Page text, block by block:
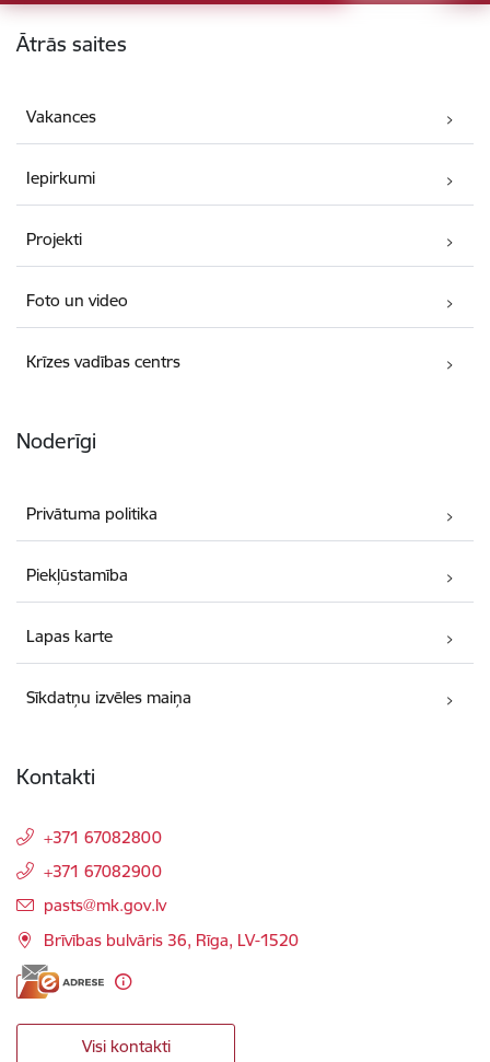
Kājene
Ātrās saites
Vakances
Iepirkumi
Projekti
Foto un video
Krīzes vadības centrs
Noderīgi
Privātuma politika
Piekļūstamība
Lapas karte
Sīkdatņu izvēles maiņa
Kontakti
+371 67082800
+371 67082900
E-pasts:
pasts@mk.gov.lv
Brīvības bulvāris 36, Rīga, LV-1520
Visi kontakti